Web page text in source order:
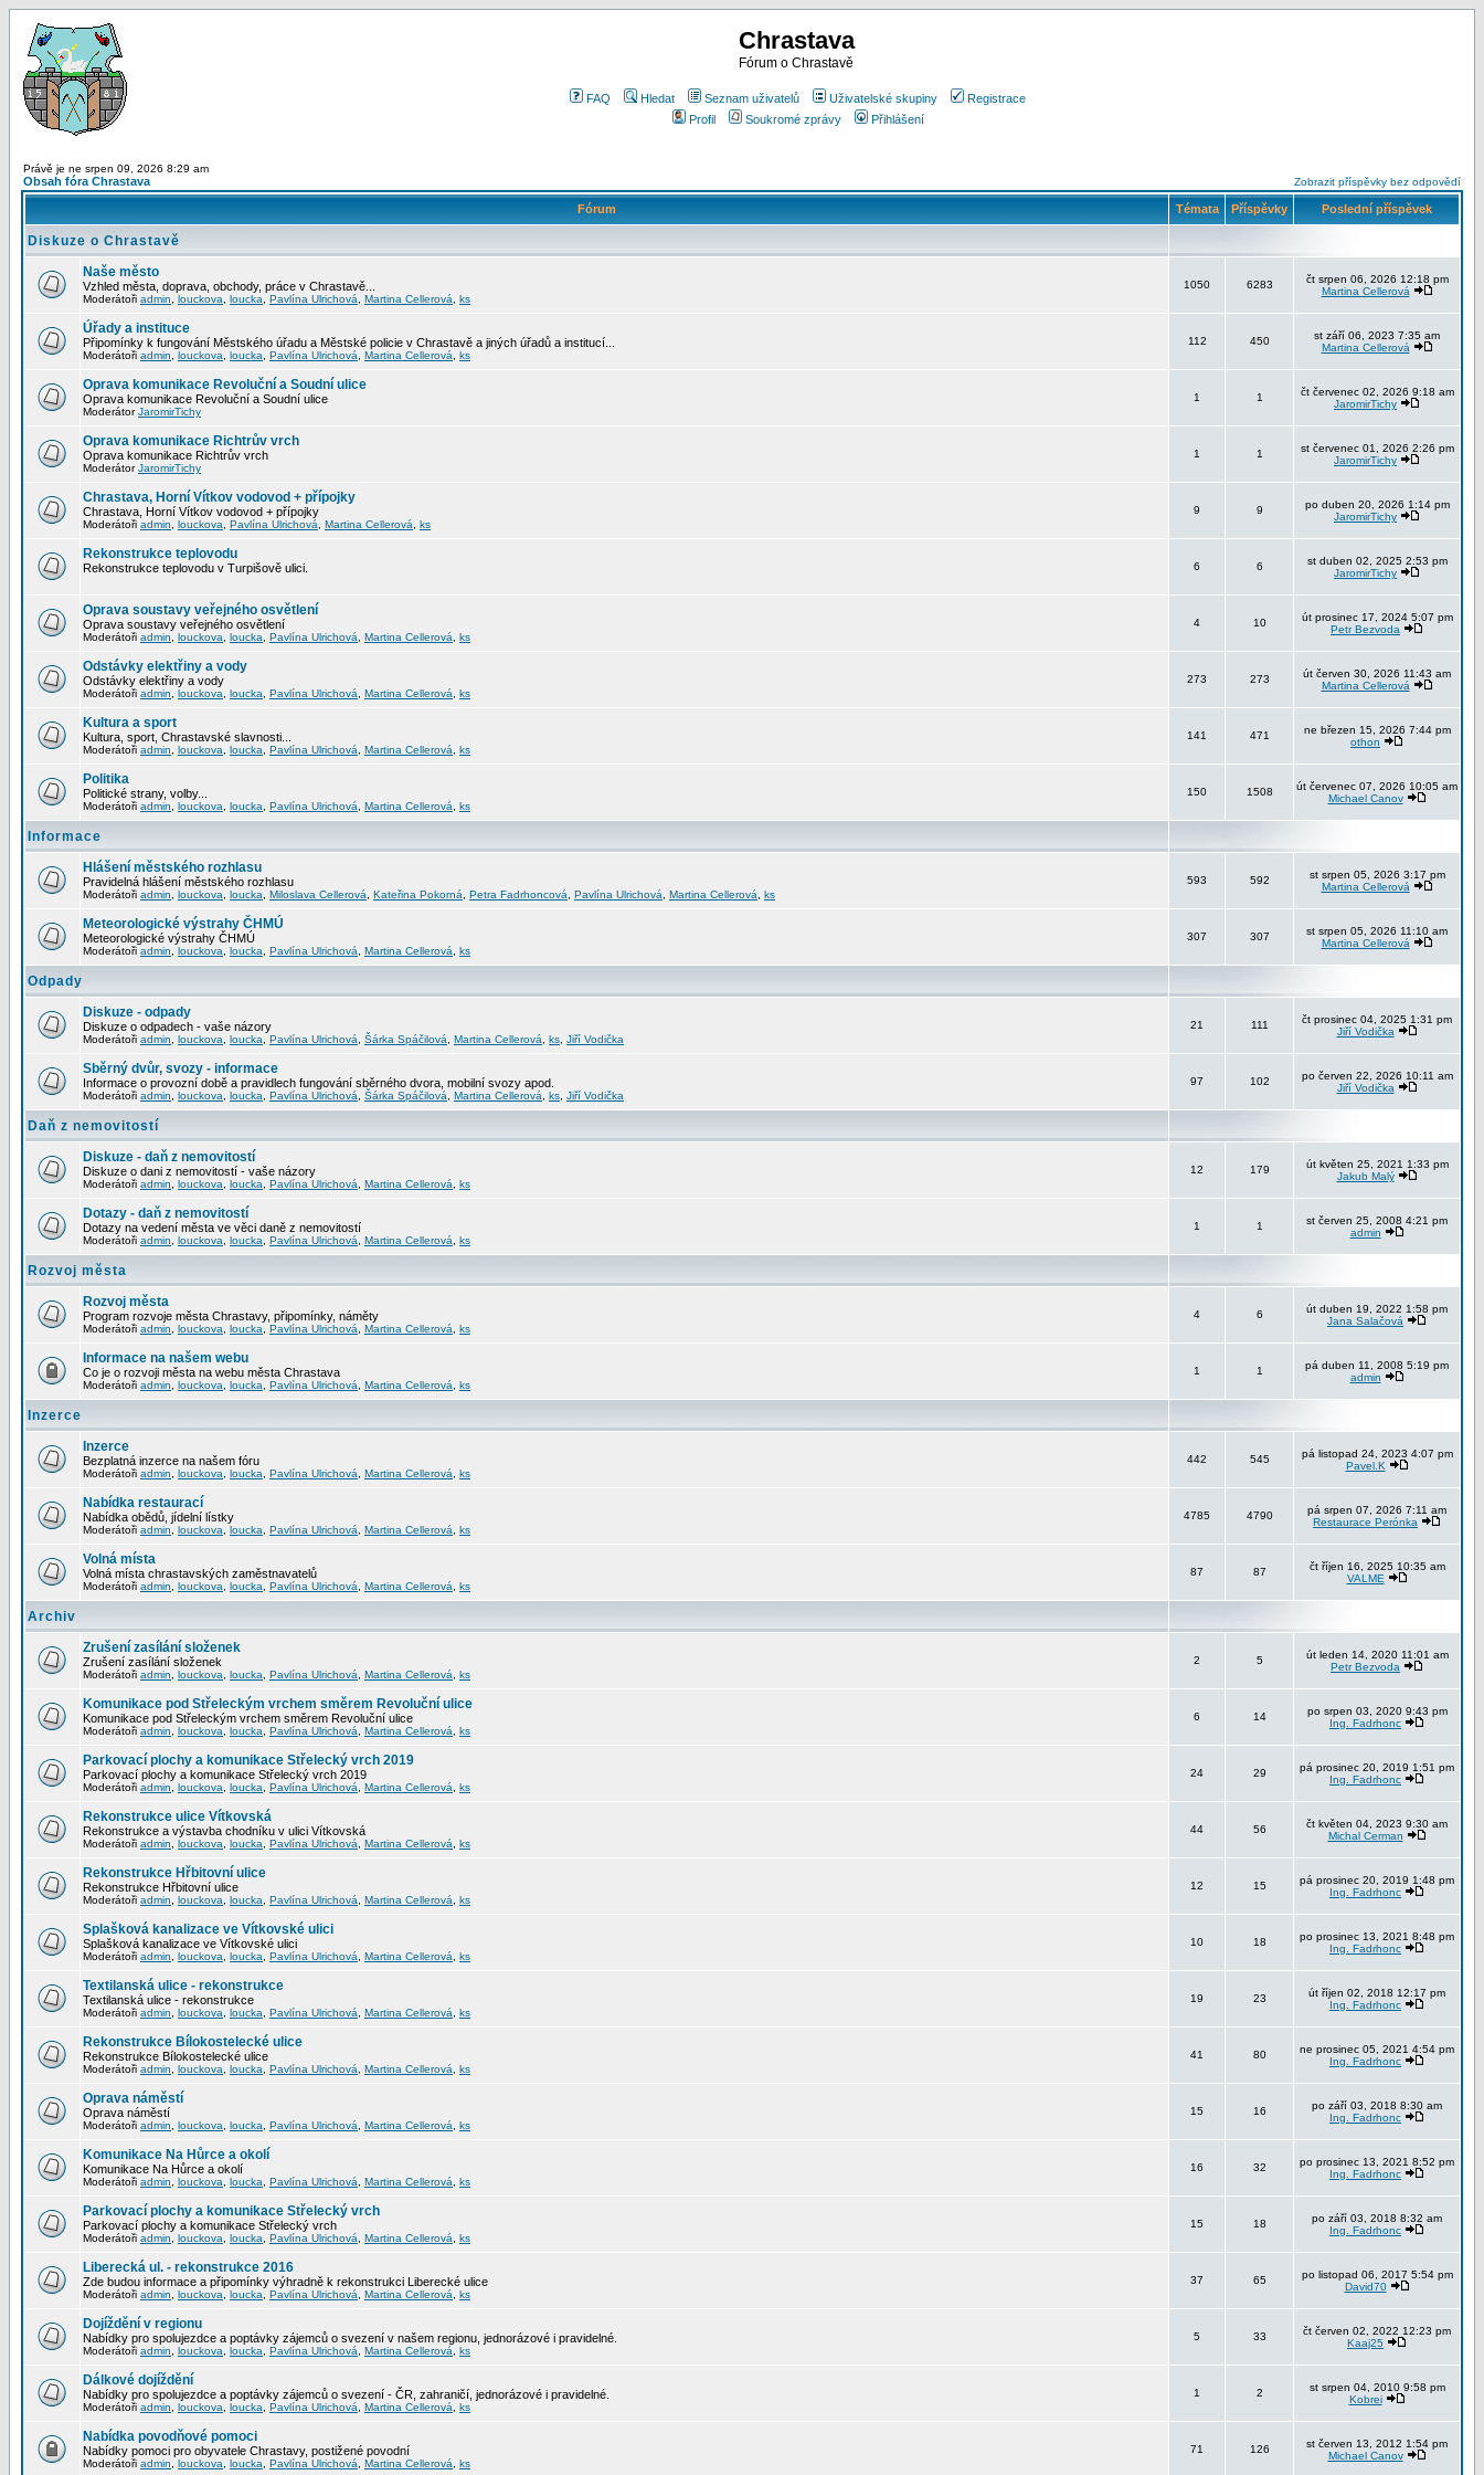
Chrastava
Fórum o Chrastavě
FAQ Hledat Seznam uživatelů Uživatelské skupiny
Registrace
Profil
Soukromé zprávy Přihlášení
Právě je ne srpen 09, 2026 8:29 am
Obsah fóra Chrastava Zobrazit příspěvky bez odpovědí
Fórum Témata Příspěvky Poslední příspěvek
Diskuze o Chrastavě
Naše město
Vzhled města, doprava, obchody, práce v Chrastavě...
Moderátoři admin louckova loucka Pavlína Ulrichová Martina Cellerová ks
1050 6283
čt srpen 06, 2026 12:18 pm
Martina Cellerová
Úřady a instituce
Připomínky k fungování Městského úřadu a Městské policie v Chrastavě a jiných úřadů a institucí...
Moderátoři admin louckova loucka Pavlína Ulrichová Martina Cellerová ks
112 450
st září 06, 2023 7:35 am
Martina Cellerová
Oprava komunikace Revoluční a Soudní ulice
Oprava komunikace Revoluční a Soudní ulice
ModerátorJaromirTichy
1 1
čt červenec 02, 2026 9:18 am
JaromirTichy
Oprava komunikace Richtrův vrch
Oprava komunikace Richtrův vrch
ModerátorJaromirTichy
1 1
st červenec 01, 2026 2:26 pm
JaromirTichy
Chrastava, Horní Vítkov vodovod + přípojky
Chrastava, Horní Vítkov vodovod + přípojky
Moderátoři admin louckova Pavlína Ulrichová Martina Cellerová ks
9 9
po duben 20, 2026 1:14 pm
JaromirTichy
Rekonstrukce teplovodu
Rekonstrukce teplovodu v Turpišově ulici. 6 6
st duben 02, 2025 2:53 pm
JaromirTichy
Oprava soustavy veřejného osvětlení
Oprava soustavy veřejného osvětlení
Moderátoři admin louckova loucka Pavlína Ulrichová Martina Cellerová ks
4 10
út prosinec 17, 2024 5:07 pm
Petr Bezvoda
Odstávky elektřiny a vody
Odstávky elektřiny a vody
Moderátoři admin louckova loucka Pavlína Ulrichová Martina Cellerová ks
273 273
út červen 30, 2026 11:43 am
Martina Cellerová
Kultura a sport
Kultura, sport, Chrastavské slavnosti...
Moderátoři admin louckova loucka Pavlína Ulrichová Martina Cellerová ks
141 471
ne březen 15, 2026 7:44 pm
othon
Politika
Politické strany, volby...
Moderátoři admin louckova loucka Pavlína Ulrichová Martina Cellerová ks
150 1508
út červenec 07, 2026 10:05 am
Michael Canov
Informace
Hlášení městského rozhlasu
Pravidelná hlášení městského rozhlasu
Moderátoři admin louckova loucka Miloslava Cellerová Kateřina Pokorná Petra Fadrhoncová Pavlína Ulrichová Martina Cellerová ks
593 592
st srpen 05, 2026 3:17 pm
Martina Cellerová
Meteorologické výstrahy ČHMÚ
Meteorologické výstrahy ČHMÚ
Moderátoři admin louckova loucka Pavlína Ulrichová Martina Cellerová ks
307 307
st srpen 05, 2026 11:10 am
Martina Cellerová
Odpady
Diskuze - odpady
Diskuze o odpadech - vaše názory
Moderátoři admin louckova loucka Pavlína Ulrichová Šárka Spáčilová Martina Cellerová ks Jiří Vodička
21 111
čt prosinec 04, 2025 1:31 pm
Jiří Vodička
Sběrný dvůr, svozy - informace
Informace o provozní době a pravidlech fungování sběrného dvora, mobilní svozy apod.
Moderátoři admin louckova loucka Pavlína Ulrichová Šárka Spáčilová Martina Cellerová ks Jiří Vodička
97 102
po červen 22, 2026 10:11 am
Jiří Vodička
Daň z nemovitostí
Diskuze - daň z nemovitostí
Diskuze o dani z nemovitostí - vaše názory
Moderátoři admin louckova loucka Pavlína Ulrichová Martina Cellerová ks
12 179
út květen 25, 2021 1:33 pm
Jakub Malý
Dotazy - daň z nemovitostí
Dotazy na vedení města ve věci daně z nemovitostí
Moderátoři admin louckova loucka Pavlína Ulrichová Martina Cellerová ks
1 1
st červen 25, 2008 4:21 pm
admin
Rozvoj města
Rozvoj města
Program rozvoje města Chrastavy, připomínky, náměty
Moderátoři admin louckova loucka Pavlína Ulrichová Martina Cellerová ks
4 6
út duben 19, 2022 1:58 pm
Jana Salačová
Informace na našem webu
Co je o rozvoji města na webu města Chrastava
Moderátoři admin louckova loucka Pavlína Ulrichová Martina Cellerová ks
1 1
pá duben 11, 2008 5:19 pm
admin
Inzerce
Inzerce
Bezplatná inzerce na našem fóru
Moderátoři admin louckova loucka Pavlína Ulrichová Martina Cellerová ks
442 545
pá listopad 24, 2023 4:07 pm
Pavel.K
Nabídka restaurací
Nabídka obědů, jídelní lístky
Moderátoři admin louckova loucka Pavlína Ulrichová Martina Cellerová ks
4785 4790
pá srpen 07, 2026 7:11 am
Restaurace Perónka
Volná místa
Volná místa chrastavských zaměstnavatelů
Moderátoři admin louckova loucka Pavlína Ulrichová Martina Cellerová ks
87 87
čt říjen 16, 2025 10:35 am
VALME
Archiv
Zrušení zasílání složenek
Zrušení zasílání složenek
Moderátoři admin louckova loucka Pavlína Ulrichová Martina Cellerová ks
2 5
út leden 14, 2020 11:01 am
Petr Bezvoda
Komunikace pod Střeleckým vrchem směrem Revoluční ulice
Komunikace pod Střeleckým vrchem směrem Revoluční ulice
Moderátoři admin louckova loucka Pavlína Ulrichová Martina Cellerová ks
6 14
po srpen 03, 2020 9:43 pm
Ing. Fadrhonc
Parkovací plochy a komunikace Střelecký vrch 2019
Parkovací plochy a komunikace Střelecký vrch 2019
Moderátoři admin louckova loucka Pavlína Ulrichová Martina Cellerová ks
24 29
pá prosinec 20, 2019 1:51 pm
Ing. Fadrhonc
Rekonstrukce ulice Vítkovská
Rekonstrukce a výstavba chodníku v ulici Vítkovská
Moderátoři admin louckova loucka Pavlína Ulrichová Martina Cellerová ks
44 56
čt květen 04, 2023 9:30 am
Michal Cerman
Rekonstrukce Hřbitovní ulice
Rekonstrukce Hřbitovní ulice
Moderátoři admin louckova loucka Pavlína Ulrichová Martina Cellerová ks
12 15
pá prosinec 20, 2019 1:48 pm
Ing. Fadrhonc
Splašková kanalizace ve Vítkovské ulici
Splašková kanalizace ve Vítkovské ulici
Moderátoři admin louckova loucka Pavlína Ulrichová Martina Cellerová ks
10 18
po prosinec 13, 2021 8:48 pm
Ing. Fadrhonc
Textilanská ulice - rekonstrukce
Textilanská ulice - rekonstrukce
Moderátoři admin louckova loucka Pavlína Ulrichová Martina Cellerová ks
19 23
út říjen 02, 2018 12:17 pm
Ing. Fadrhonc
Rekonstrukce Bílokostelecké ulice
Rekonstrukce Bílokostelecké ulice
Moderátoři admin louckova loucka Pavlína Ulrichová Martina Cellerová ks
41 80
ne prosinec 05, 2021 4:54 pm
Ing. Fadrhonc
Oprava náměstí
Oprava náměstí
Moderátoři admin louckova loucka Pavlína Ulrichová Martina Cellerová ks
15 16
po září 03, 2018 8:30 am
Ing. Fadrhonc
Komunikace Na Hůrce a okolí
Komunikace Na Hůrce a okolí
Moderátoři admin louckova loucka Pavlína Ulrichová Martina Cellerová ks
16 32
po prosinec 13, 2021 8:52 pm
Ing. Fadrhonc
Parkovací plochy a komunikace Střelecký vrch
Parkovací plochy a komunikace Střelecký vrch
Moderátoři admin louckova loucka Pavlína Ulrichová Martina Cellerová ks
15 18
po září 03, 2018 8:32 am
Ing. Fadrhonc
Liberecká ul. - rekonstrukce 2016
Zde budou informace a připomínky výhradně k rekonstrukci Liberecké ulice
Moderátoři admin louckova loucka Pavlína Ulrichová Martina Cellerová ks
37 65
po listopad 06, 2017 5:54 pm
David70
Dojíždění v regionu
Nabídky pro spolujezdce a poptávky zájemců o svezení v našem regionu, jednorázové i pravidelné.
Moderátoři admin louckova loucka Pavlína Ulrichová Martina Cellerová ks
5 33
čt červen 02, 2022 12:23 pm
Kaaj25
Dálkové dojíždění
Nabídky pro spolujezdce a poptávky zájemců o svezení - ČR, zahraničí, jednorázové i pravidelné.
Moderátoři admin louckova loucka Pavlína Ulrichová Martina Cellerová ks
1 2
st srpen 04, 2010 9:58 pm
Kobrei
Nabídka povodňové pomoci
Nabídky pomoci pro obyvatele Chrastavy, postižené povodní
Moderátoři admin louckova loucka Pavlína Ulrichová Martina Cellerová ks
71 126
st červen 13, 2012 1:54 pm
Michael Canov